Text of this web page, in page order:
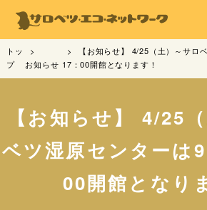
トッ
プ
お知らせ
【お知らせ】 4/25（土）～サロ
17：00開館となります！
【お知らせ】 4/25
ベツ湿原センターは
00開館となり